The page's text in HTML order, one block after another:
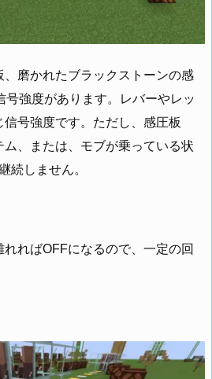
磨かれたブラックストーンの感
号強度があります。レバーやレッ
信号強度です。ただし、感圧板
、または、モブが乗っている状
続しません。
ればOFFになるので、一定の回